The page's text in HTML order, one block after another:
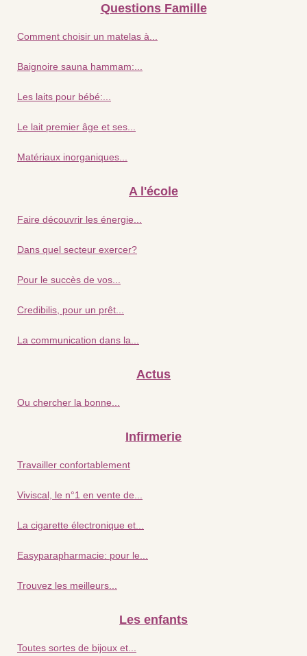
Questions Famille
Comment choisir un matelas à...
Baignoire sauna hammam:...
Les laits pour bébé:...
Le lait premier âge et ses...
Matériaux inorganiques...
A l'école
Faire découvrir les énergie...
Dans quel secteur exercer?
Pour le succès de vos...
Credibilis, pour un prêt...
La communication dans la...
Actus
Ou chercher la bonne...
Infirmerie
Travailler confortablement
Viviscal, le n°1 en vente de...
La cigarette électronique et...
Easyparapharmacie: pour le...
Trouvez les meilleurs...
Les enfants
Toutes sortes de bijoux et...